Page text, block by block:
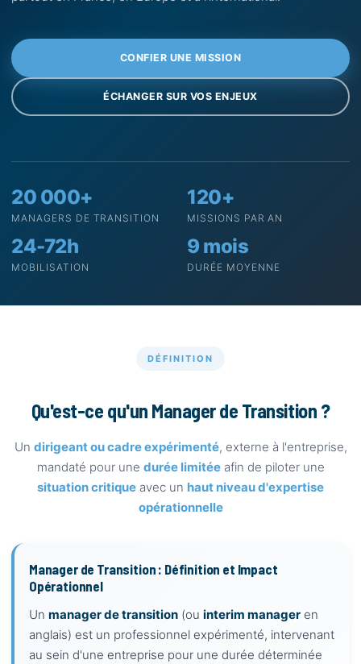
CONFIER UNE MISSION
ÉCHANGER SUR VOS ENJEUX
20 000+
MANAGERS DE TRANSITION
120+
MISSIONS PAR AN
24-72h
MOBILISATION
9 mois
DURÉE MOYENNE
DÉFINITION
Qu'est-ce qu'un Manager de Transition ?
Un dirigeant ou cadre expérimenté, externe à l'entreprise,
mandaté pour une durée limitéeafin de piloter une
situation critique avec un haut niveau d'expertise
opérationnelle
Manager de Transition : Définition et Impact
Opérationnel
Un manager de transition (ou interim manager en
anglais) est un professionnel expérimenté, intervenant
au sein d'une entreprise pour une durée déterminée